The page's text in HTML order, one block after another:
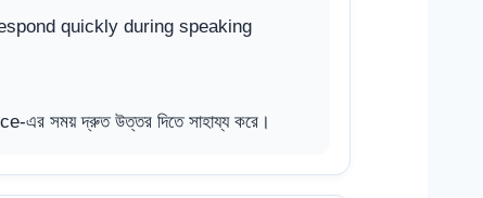
quickly during speaking
এর সময় দ্রুত উত্তর দিতে সাহায্য করে।